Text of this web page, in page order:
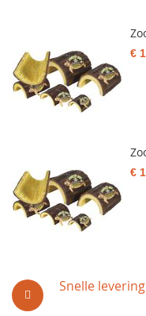
Snelle levering
€
€